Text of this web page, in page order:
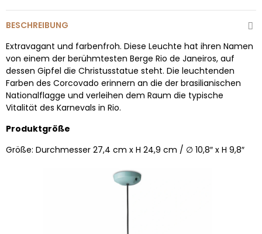
BESCHREIBUNG
Extravagant und farbenfroh. Diese Leuchte hat ihren Namen
von einem der berühmtesten Berge Rio de Janeiros, auf
dessen Gipfel die Christusstatue steht. Die leuchtenden
Farben des Corcovado erinnern an die der brasilianischen
Nationalflagge und verleihen dem Raum die typische
Vitalität des Karnevals in Rio.
Produktgröße
Größe: Durchmesser 27,4 cm x H 24,9 cm / ∅ 10,8″ x H 9,8″